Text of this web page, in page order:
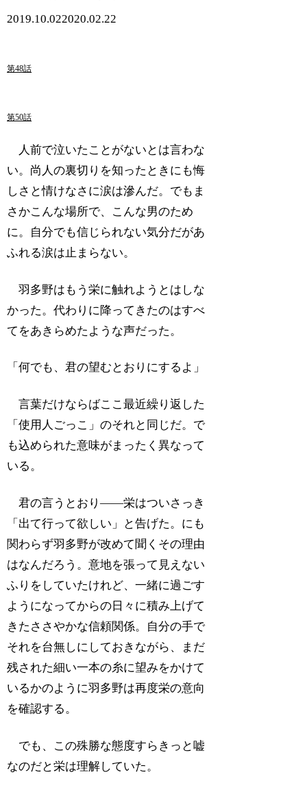
2019.10.022020.02.22
第48話
第50話
人前で泣いたことがないとは言わな
い。尚人の裏切りを知ったときにも悔
しさと情けなさに涙は滲んだ。でもま
さかこんな場所で、こんな男のため
に。自分でも信じられない気分だがあ
ふれる涙は止まらない。
羽多野はもう栄に触れようとはしな
かった。代わりに降ってきたのはすべ
てをあきらめたような声だった。
「何でも、君の望むとおりにするよ」
言葉だけならばここ最近繰り返した
「使用人ごっこ」のそれと同じだ。で
も込められた意味がまったく異なって
いる。
君の言うとおり――栄はついさっき
「出て行って欲しい」と告げた。にも
関わらず羽多野が改めて聞くその理由
はなんだろう。意地を張って見えない
ふりをしていたけれど、一緒に過ごす
ようになってからの日々に積み上げて
きたささやかな信頼関係。自分の手で
それを台無しにしておきながら、まだ
残された細い一本の糸に望みをかけて
いるかのように羽多野は再度栄の意向
を確認する。
でも、この殊勝な態度すらきっと嘘
なのだと栄は理解していた。